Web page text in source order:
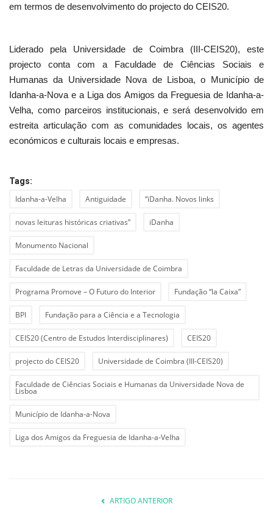
em termos de desenvolvimento do projecto do CEIS20.
Liderado pela Universidade de Coimbra (III-CEIS20), este
projecto conta com a Faculdade de Ciências Sociais e
Humanas da Universidade Nova de Lisboa, o Município de
Idanha-a-Nova e a Liga dos Amigos da Freguesia de Idanha-a-
Velha, como parceiros institucionais, e será desenvolvido em
estreita articulação com as comunidades locais, os agentes
económicos e culturais locais e empresas.
Tags:
Idanha-a-Velha Antiguidade “iDanha. Novos links
novas leituras históricas criativas” iDanha
Monumento Nacional
Faculdade de Letras da Universidade de Coimbra
Programa Promove – O Futuro do Interior Fundação “la Caixa”
BPI Fundação para a Ciência e a Tecnologia
CEIS20 (Centro de Estudos Interdisciplinares) CEIS20
projecto do CEIS20 Universidade de Coimbra (III-CEIS20)
Faculdade de Ciências Sociais e Humanas da Universidade Nova de
Lisboa
Município de Idanha-a-Nova
Liga dos Amigos da Freguesia de Idanha-a-Velha
ARTIGO ANTERIOR